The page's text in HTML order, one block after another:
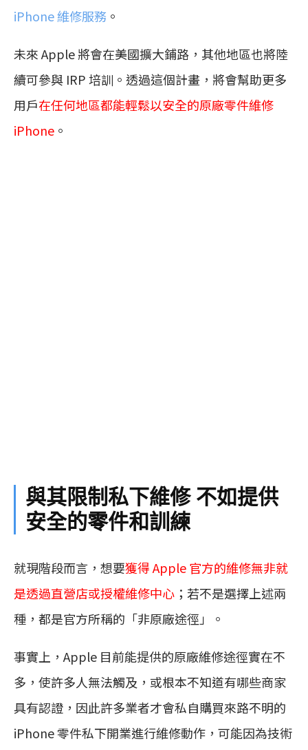
iPhone 維修服務 。
未來 Apple 將會在美國擴大鋪路，其他地區也將陸
續可參與 IRP 培訓。透過這個計畫，將會幫助更多
用戶在任何地區都能輕鬆以安全的原廠零件維修
iPhone 。
與其限制私下維修 不如提供
安全的零件和訓練
就現階段而言，想要獲得 Apple 官方的維修無非就
是透過直營店或授權維修中心 ；若不是選擇上述兩
種，都是官方所稱的「非原廠途徑」。
事實上，Apple 目前能提供的原廠維修途徑實在不
多，使許多人無法觸及，或根本不知道有哪些商家
具有認證，因此許多業者才會私自購買來路不明的
iPhone 零件私下開業進行維修動作，可能因為技術